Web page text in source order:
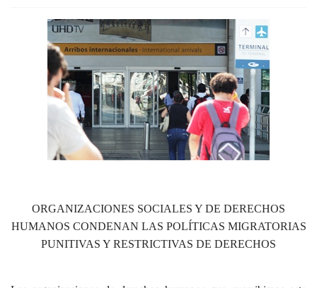
ORGANIZACIONES SOCIALES Y DE DERECHOS
HUMANOS CONDENAN LAS POLÍTICAS MIGRATORIAS
PUNITIVAS Y RESTRICTIVAS DE DERECHOS